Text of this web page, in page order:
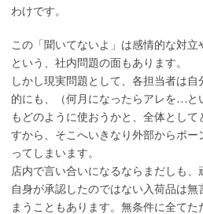
わけです。
この「聞いてないよ」は感情的な対
という、社内問題の面もあります。
しかし現実問題として、各担当者は
的にも、（何月になったらアレを…と
もどのように使おうかと、全体とし
すから、そこへいきなり外部からポー
ってしまいます。
店内で言い合いになるならまだしも
自身が承認したのではない入荷品は
まうこともあります。無条件に全て